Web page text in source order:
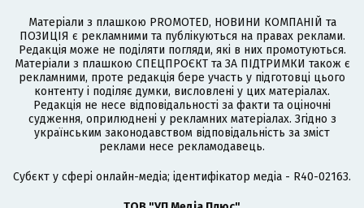
Матеріали з плашкою PROMOTED, НОВИНИ КОМПАНІЙ та
ПОЗИЦІЯ є рекламними та публікуються на правах реклами.
Редакція може не поділяти погляди, які в них промотуються.
Матеріали з плашкою СПЕЦПРОЄКТ та ЗА ПІДТРИМКИ також є
рекламними, проте редакція бере участь у підготовці цього
контенту і поділяє думки, висловлені у цих матеріалах.
Редакція не несе відповідальності за факти та оціночні
судження, оприлюднені у рекламних матеріалах. Згідно з
українським законодавством відповідальність за зміст
реклами несе рекламодавець.
Cубєкт у сфері онлайн-медіа; ідентифікатор медіа - R40-02163.